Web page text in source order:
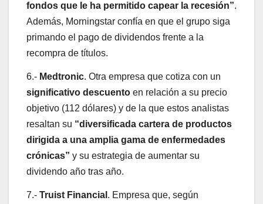
fondos que le ha permitido capear la recesión”.
Además, Morningstar confía en que el grupo siga
primando el pago de dividendos frente a la
recompra de títulos.
6.- Medtronic. Otra empresa que cotiza con un
significativo descuento en relación a su precio
objetivo (112 dólares) y de la que estos analistas
resaltan su “diversificada cartera de productos
dirigida a una amplia gama de enfermedades
crónicas” y su estrategia de aumentar su
dividendo año tras año.
7.- Truist Financial . Empresa que, según